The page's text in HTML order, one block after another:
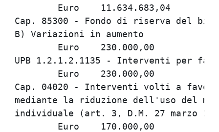
Cap. 85300 - Fondo di riserva del
B) Variazioni in aumento
UPB 1.2.1.2.1135 - Interventi per
Cap. 04020 - Interventi volti a
mediante la riduzione dell'uso del
individuale (art. 3, D.M. 27 marzo